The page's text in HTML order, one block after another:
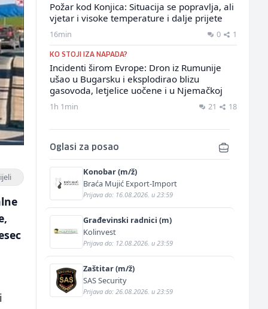
Požar kod Konjica: Situacija se popravlja, ali
vjetar i visoke temperature i dalje prijete
16min 0 1
KO STOJI IZA NAPADA?
Incidenti širom Evrope: Dron iz Rumunije
ušao u Bugarsku i eksplodirao blizu
gasovoda, letjelice uočene i u Njemačkoj
1h 1min 21 18
Oglasi za posao
Konobar (m/ž)
Braća Mujić Export-Import
Prijava do: 16.08.2026. u 23:59
Građevinski radnici (m)
Kolinvest
Prijava do: 12.08.2026. u 23:59
Zaštitar (m/ž)
SAS Security
Prijava do: 26.08.2026. u 23:59